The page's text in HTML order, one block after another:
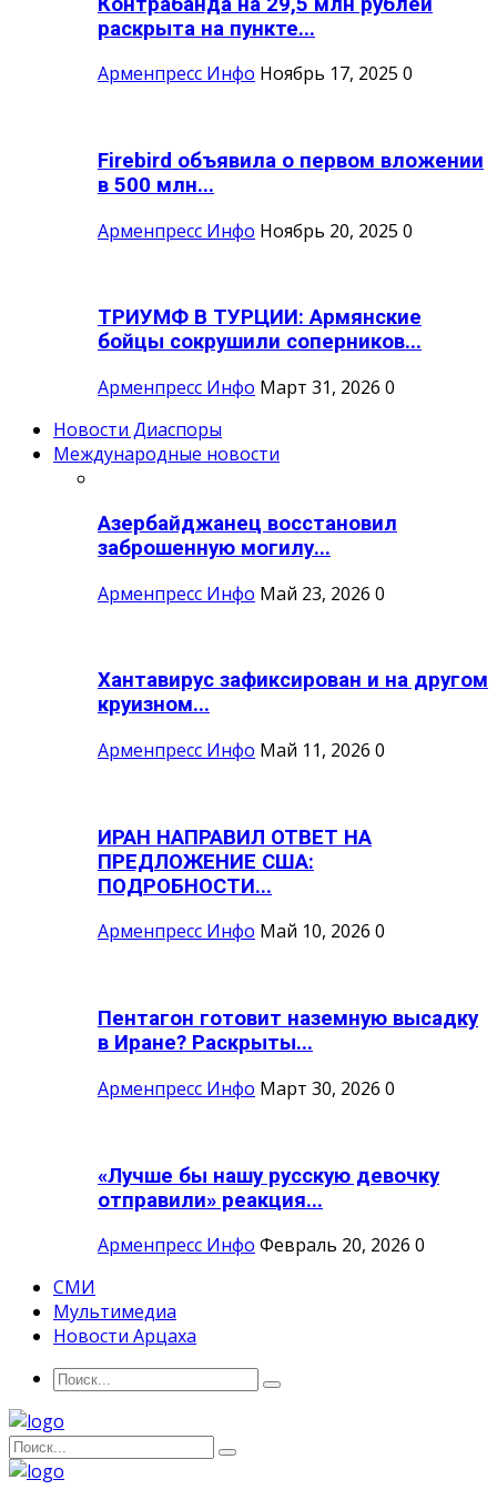
раскрыта на пункте...
Арменпресс Инфо Ноябрь 17, 2025 0
Firebird объявила о первом вложении
в 500 млн...
Арменпресс Инфо Ноябрь 20, 2025 0
ТРИУМФ В ТУРЦИИ: Армянские
бойцы сокрушили соперников...
Арменпресс Инфо Март 31, 2026 0
Новости Диаспоры
Международные новости
Азербайджанец восстановил
заброшенную могилу...
Арменпресс Инфо Май 23, 2026 0
Хантавирус зафиксирован и на другом
круизном...
Арменпресс Инфо Май 11, 2026 0
ИРАН НАПРАВИЛ ОТВЕТ НА
ПРЕДЛОЖЕНИЕ США:
ПОДРОБНОСТИ...
Арменпресс Инфо Май 10, 2026 0
Пентагон готовит наземную высадку
в Иране? Раскрыты...
Арменпресс Инфо Март 30, 2026 0
«Лучше бы нашу русскую девочку
отправили» реакция...
Арменпресс Инфо Февраль 20, 2026 0
СМИ
Мультимедиа
Новости Арцаха